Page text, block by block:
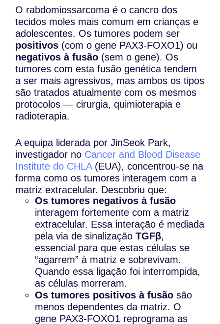
O rabdomiossarcoma é o cancro dos
tecidos moles mais comum em crianças e
adolescentes. Os tumores podem ser
positivos (com o gene PAX3-FOXO1) ou
negativos à fusão (sem o gene). Os
tumores com esta fusão genética tendem
a ser mais agressivos, mas ambos os tipos
são tratados atualmente com os mesmos
protocolos — cirurgia, quimioterapia e
radioterapia.
A equipa liderada por JinSeok Park,
investigador no Cancer and Blood Disease
Institute do CHLA(EUA), concentrou-se na
forma como os tumores interagem com a
matriz extracelular. Descobriu que:
Os tumores negativos à fusão
interagem fortemente com a matriz
extracelular. Essa interação é mediada
pela via de sinalizaçãoTGFβ,
essencial para que estas células se
“agarrem” à matriz e sobrevivam.
Quando essa ligação foi interrompida,
as células morreram.
Os tumores positivos à fusão são
menos dependentes da matriz. O
gene PAX3-FOXO1 reprograma as